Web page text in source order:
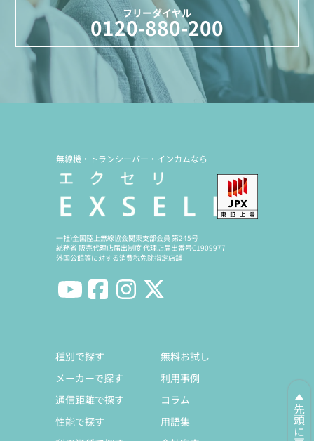
フリーダイヤル
0120-880-200
無線機・トランシーバー・インカムなら
一社)全国陸上無線協会関東支部会員 第245号
総務省 販売代理店届出制度 代理店届出番号C1909977
外国公館等に対する消費税免除指定店舗
種別で探す
メーカーで探す
通信距離で探す
性能で探す
無料お試し
利用事例
コラム
用語集